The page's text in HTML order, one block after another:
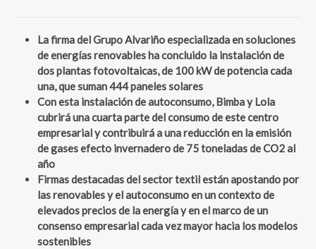
La firma del Grupo Alvariño especializada en soluciones
de energías renovables ha concluido la instalación de
dos plantas fotovoltaicas, de 100 kW de potencia cada
una, que suman 444 paneles solares
Con esta instalación de autoconsumo, Bimba y Lola
cubrirá una cuarta parte del consumo de este centro
empresarial y contribuirá a una reducción en la emisión
de gases efecto invernadero de 75 toneladas de CO2 al
año
Firmas destacadas del sector textil están apostando por
las renovables y el autoconsumo en un contexto de
elevados precios de la energía y en el marco de un
consenso empresarial cada vez mayor hacia los modelos
sostenibles